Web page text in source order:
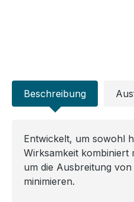
Beschreibung
Entwickelt, um sowohl
Wirksamkeit kombiniert
um die Ausbreitung
minimieren.